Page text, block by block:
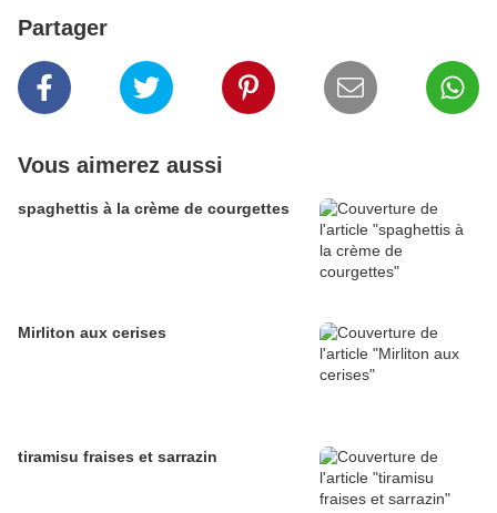
Partager
Vous aimerez aussi
spaghettis à la crème de courgettes
Mirliton aux cerises
tiramisu fraises et sarrazin